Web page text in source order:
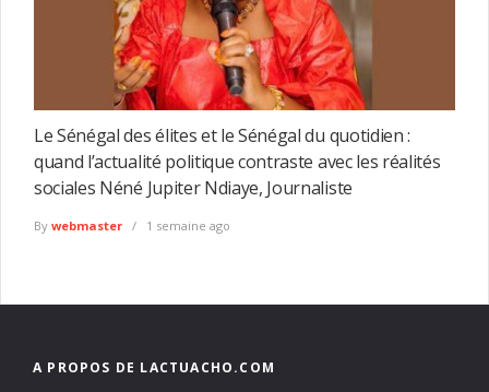
Le Sénégal des élites et le Sénégal du quotidien :
quand l’actualité politique contraste avec les réalités
sociales Néné Jupiter Ndiaye, Journaliste
By webmaster 1 semaine ago
A PROPOS DE LACTUACHO.COM